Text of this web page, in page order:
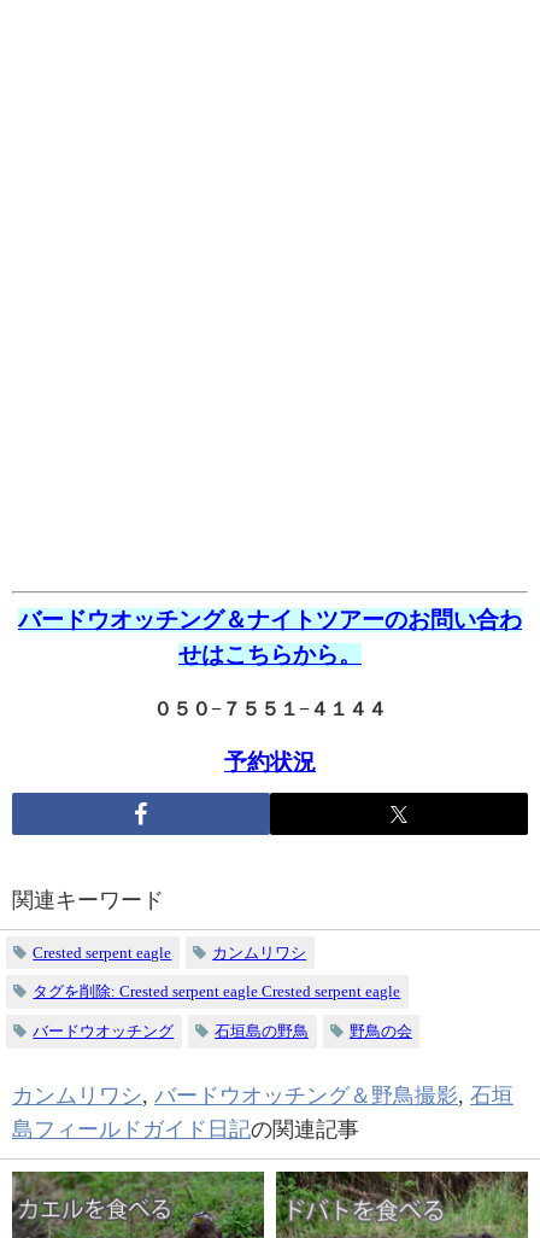
バードウオッチング＆ナイトツアーのお問い合わ
せはこちらから。
０５０−７５５１−４１４４
予約状況
関連キーワード
Crested serpent eagle カンムリワシ
タグを削除: Crested serpent eagle Crested serpent eagle
バードウオッチング 石垣島の野鳥 野鳥の会
カンムリワシ, バードウオッチング＆野鳥撮影, 石垣
島フィールドガイド日記の関連記事